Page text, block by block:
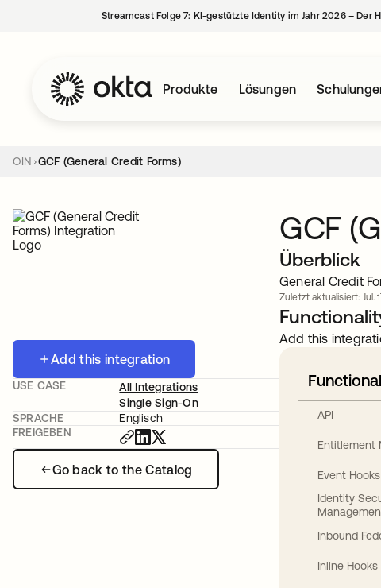
Streamcast Folge 7: KI-gestützte Identity im Jahr 2026 – Der
Produkte Lösungen
OIN GCF (General Credit Forms)
Add this integration
Go back to the Catalog
USE CASE
All Integrations
Single Sign-On
SPRACHE
Englisch
FREIGEBEN
GCF
Überblick
General Credit
Zuletzt aktualisiert: Jul.
Add this
API
Entitlement
Event Hooks
Identity
Inbound
Inline Hooks